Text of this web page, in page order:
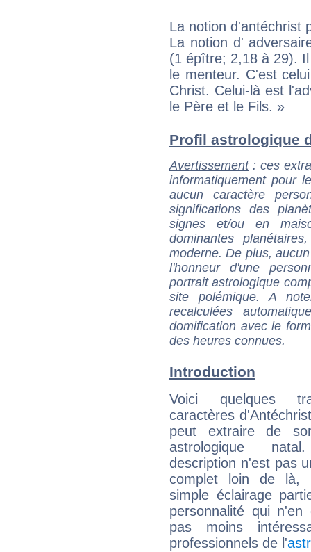
La notion d'antéchrist
La notion d'
(1 épître; 2,18 à 29).
le menteur. C'est
Christ. Celui-là est
le Père et le Fils. »
Profil astrologique
Avertissement: ces
informatiquement pour
aucun caractère
significations des
signes et/ou en
dominantes
moderne. De plus,
l'honneur d'une
portrait astrologique
site polémique. A
recalculées
domification avec le
des heures connues.
Introduction
Voici quelques
caractères
peut extraire de
astrologique
description n'est pas
complet loin de là,
simple éclairage
personnalité qui n'en
pas moins
professionnels de l'